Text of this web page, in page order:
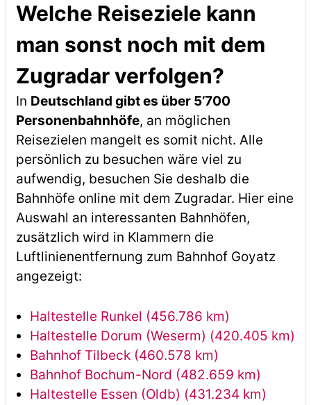
Welche Reiseziele kann
man sonst noch mit dem
Zugradar verfolgen?
In Deutschland gibt es über 5’700
Personenbahnhöfe, an möglichen
Reisezielen mangelt es somit nicht. Alle
persönlich zu besuchen wäre viel zu
aufwendig, besuchen Sie deshalb die
Bahnhöfe online mit dem Zugradar. Hier eine
Auswahl an interessanten Bahnhöfen,
zusätzlich wird in Klammern die
Luftlinienentfernung zum Bahnhof Goyatz
angezeigt:
Haltestelle Runkel (456.786 km)
Haltestelle Dorum (Weserm) (420.405 km)
Bahnhof Tilbeck (460.578 km)
Bahnhof Bochum-Nord (482.659 km)
Haltestelle Essen (Oldb) (431.234 km)